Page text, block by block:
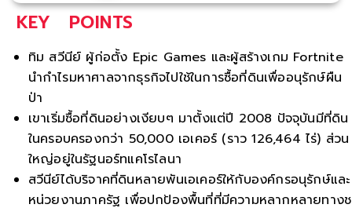
KEY POINTS
ทิม สวีนีย์ ผู้ก่อตั้ง Epic Games และผู้สร้างเกม Fortnite
นำกำไรมหาศาลจากธุรกิจไปใช้ในการซื้อที่ดินเพื่ออนุรักษ์ผืน
ป่า
เขาเริ่มซื้อที่ดินอย่างเงียบๆ มาตั้งแต่ปี 2008 ปัจจุบันมีที่ดิน
ในครอบครองกว่า 50,000 เอเคอร์ (ราว 126,464 ไร่) ส่วน
ใหญ่อยู่ในรัฐนอร์ทแคโรไลนา
สวีนีย์ได้บริจาคที่ดินหลายพันเอเคอร์ให้กับองค์กรอนุรักษ์และ
หน่วยงานภาครัฐ เพื่อปกป้องพื้นที่ที่มีความหลากหลายทาง